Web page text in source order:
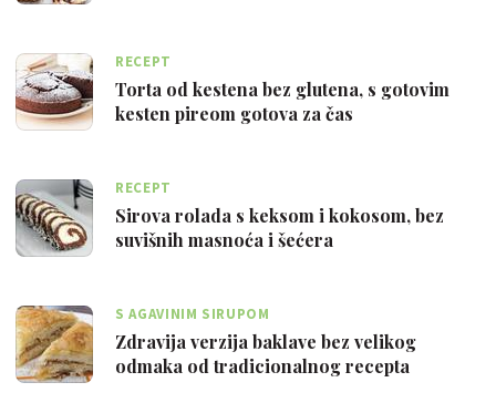
RECEPT
Torta od kestena bez glutena, s gotovim
kesten pireom gotova za čas
RECEPT
Sirova rolada s keksom i kokosom, bez
suvišnih masnoća i šećera
S AGAVINIM SIRUPOM
Zdravija verzija baklave bez velikog
odmaka od tradicionalnog recepta